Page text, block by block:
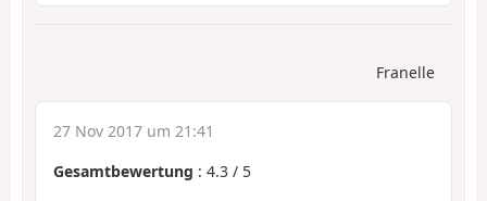
Franelle
27 Nov 2017 um 21:41
Gesamtbewertung : 4.3 / 5